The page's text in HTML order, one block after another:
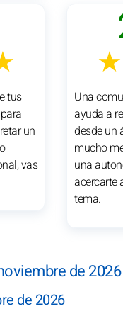
tus
un
vas
Una
ayuda a
desde un
mucho
una
acercarte
tema.
de 2026
de 2026